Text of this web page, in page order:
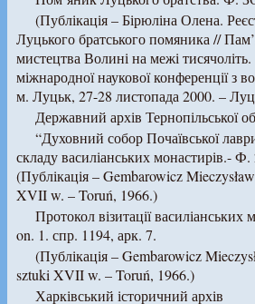
(Публікація – Бірюліна Олена.
Луцького братського помяника //
мистецтва Волині на межі
міжнародної наукової конференції з
м. Луцьк, 27-28 листопада 2000. –
Державний архів Тернопільської
“Духовний собор Почаївської
складу василіанських монастирів.-
(Публікація – Gembarowicz
XVII w. – Toruń, 1966.)
Протокол візитації
on. 1. спр. 1194, арк. 7.
(Публікація – Gembarowicz
sztuki XVII w. – Toruń, 1966.)
Харківський історичний архів